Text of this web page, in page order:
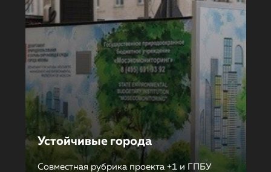
Устойчивые города
Совместная рубрика проекта +1 и ГПБУ